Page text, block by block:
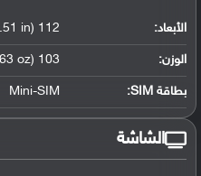
الأبعاد: 112 x 61 x 13 mm (4.41 x 2.40 x 0.51 in)
الوزن: 103 g (3.63 oz)
بطاقة SIM: Mini-SIM
الشاشة